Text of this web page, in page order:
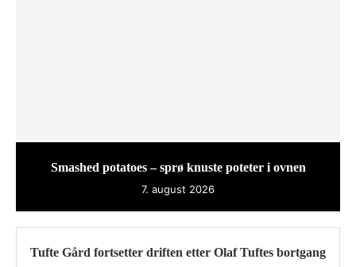
Smashed potatoes – sprø knuste poteter i ovnen
7. august 2026
Tufte Gård fortsetter driften etter Olaf Tuftes bortgang